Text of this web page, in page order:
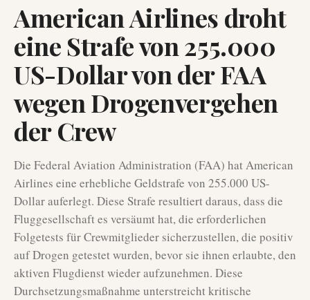
American Airlines droht
eine Strafe von 255.000
US-Dollar von der FAA
wegen Drogenvergehen
der Crew
Die Federal Aviation Administration (FAA) hat American
Airlines eine erhebliche Geldstrafe von 255.000 US-
Dollar auferlegt. Diese Strafe resultiert daraus, dass die
Fluggesellschaft es versäumt hat, die erforderlichen
Folgetests für Crewmitglieder sicherzustellen, die positiv
auf Drogen getestet wurden, bevor sie ihnen erlaubte, den
aktiven Flugdienst wieder aufzunehmen. Diese
Durchsetzungsmaßnahme unterstreicht kritische